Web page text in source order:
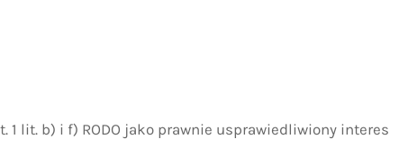
lit. b) i f) RODO jako prawnie usprawiedliwiony interes